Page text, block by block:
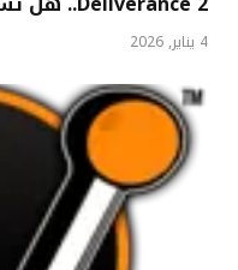
4 يناير, 2026